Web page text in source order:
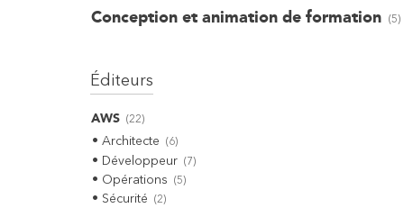
Conception et animation de formation (5)
Éditeurs
AWS (22)
Architecte (6)
Développeur (7)
Opérations (5)
Sécurité (2)